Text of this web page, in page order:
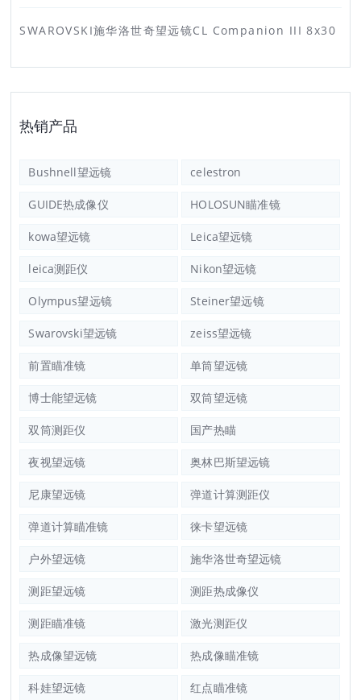
SWAROVSKI施华洛世奇望远镜CL Companion III 8x30
热销产品
Bushnell望远镜 celestron
GUIDE热成像仪 HOLOSUN瞄准镜
kowa望远镜 Leica望远镜
leica测距仪 Nikon望远镜
Olympus望远镜 Steiner望远镜
Swarovski望远镜 zeiss望远镜
前置瞄准镜 单筒望远镜
博士能望远镜 双筒望远镜
双筒测距仪 国产热瞄
夜视望远镜 奥林巴斯望远镜
尼康望远镜 弹道计算测距仪
弹道计算瞄准镜 徕卡望远镜
户外望远镜 施华洛世奇望远镜
测距望远镜 测距热成像仪
测距瞄准镜 激光测距仪
热成像望远镜 热成像瞄准镜
科娃望远镜 红点瞄准镜